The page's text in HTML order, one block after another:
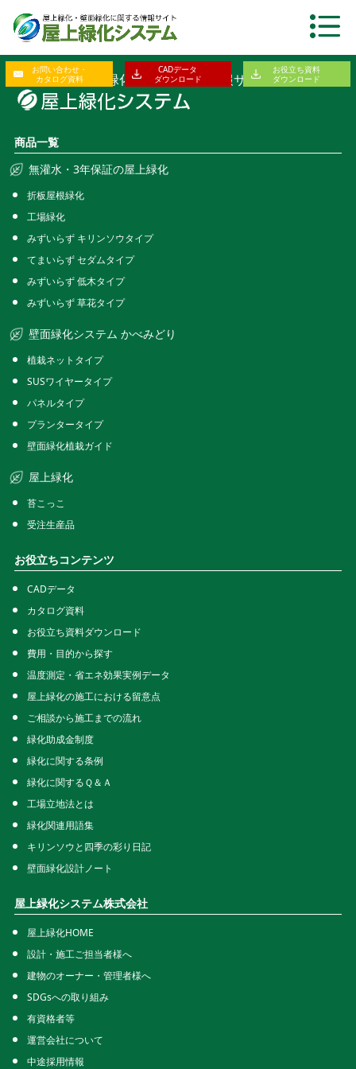
お問い合わせ・
カタログ資料
CADデータ
ダウンロード
お役立ち資料
ダウンロード
屋上緑化・壁面緑化に関する総合情報サイト
商品一覧
無灌水・3年保証の屋上緑化
折板屋根緑化
工場緑化
みずいらず キリンソウタイプ
てまいらず セダムタイプ
みずいらず 低木タイプ
みずいらず 草花タイプ
壁面緑化システム かべみどり
植栽ネットタイプ
SUSワイヤータイプ
パネルタイプ
プランタータイプ
壁面緑化植栽ガイド
屋上緑化
苔こっこ
受注生産品
お役立ちコンテンツ
CADデータ
カタログ資料
お役立ち資料ダウンロード
費用・目的から探す
温度測定・省エネ効果実例データ
屋上緑化の施工における留意点
ご相談から施工までの流れ
緑化助成金制度
緑化に関する条例
緑化に関するＱ＆Ａ
工場立地法とは
緑化関連用語集
キリンソウと四季の彩り日記
壁面緑化設計ノート
屋上緑化システム株式会社
屋上緑化HOME
設計・施工ご担当者様へ
建物のオーナー・管理者様へ
SDGsへの取り組み
有資格者等
運営会社について
中途採用情報